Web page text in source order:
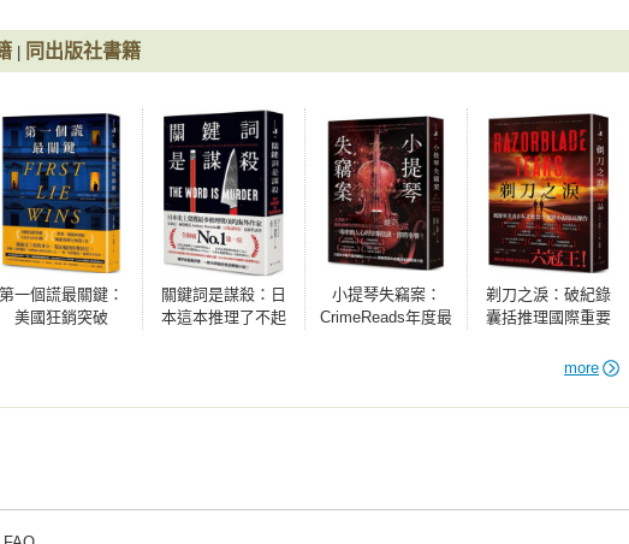
擊力強烈的畫像，文筆令人驚豔，角色讓你忍不住著迷。
《候鳥的女兒》作者
深沉的經典之作。如果今年還能讀到比它更優秀的小說，我會非常意外。
是我心目中的年度最佳推理小說。
同出版社書籍
第一個謊最關鍵：
美國狂銷突破
關鍵詞是謀殺：日
本這本推理了不起
新代表作
小提琴失竊案：
CrimeReads年度最
剃刀之淚：破紀錄
囊括推理國際重要
日本這本推理了不
more